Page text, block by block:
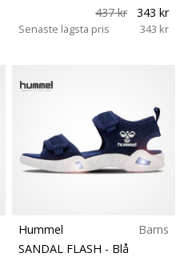
437 kr
343 kr
Senaste lägsta pris 343 kr
Hummel
Barns
SANDAL FLASH - Blå